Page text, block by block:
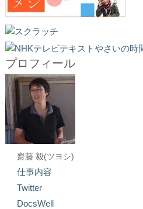
プロフィール
齋藤 毅(ツヨシ)
仕事内容
Twitter
DocsWell